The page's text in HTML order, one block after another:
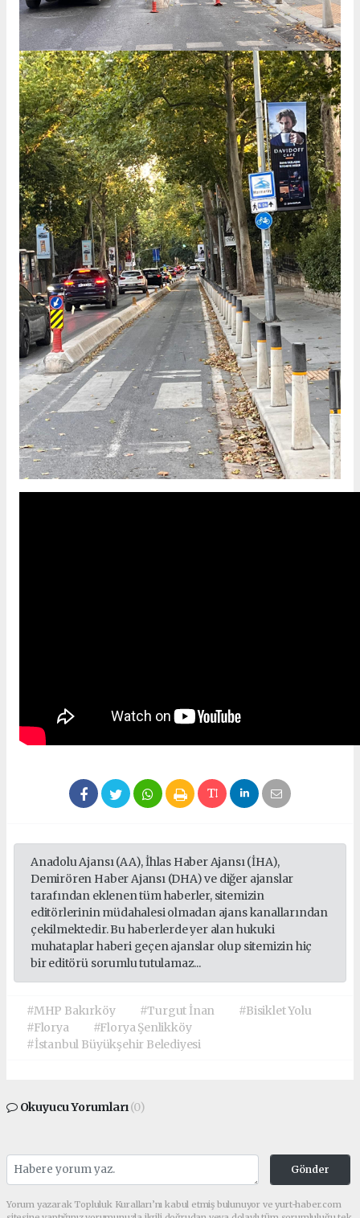
Anadolu Ajansı (AA), İhlas Haber Ajansı (İHA),
Demirören Haber Ajansı (DHA) ve diğer ajanslar
tarafından eklenen tüm haberler, sitemizin
editörlerinin müdahalesi olmadan ajans kanallarından
çekilmektedir. Bu haberlerde yer alan hukuki
muhataplar haberi geçen ajanslar olup sitemizin hiç
bir editörü sorumlu tutulamaz...
#MHP Bakırköy #Turgut İnan
#Bisiklet Yolu
#Florya
#Florya Şenlikköy
#İstanbul Büyükşehir Belediyesi
Okuyucu Yorumları(0)
Gönder
Yorum yazarak Topluluk Kuralları’nı kabul etmiş bulunuyor ve yurt-haber.com